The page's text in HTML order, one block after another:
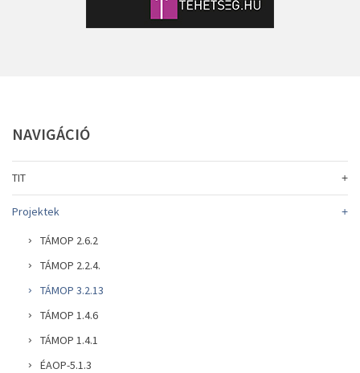
NAVIGÁCIÓ
TIT
Projektek
TÁMOP 2.6.2
TÁMOP 2.2.4.
TÁMOP 3.2.13
TÁMOP 1.4.6
TÁMOP 1.4.1
ÉAOP-5.1.3